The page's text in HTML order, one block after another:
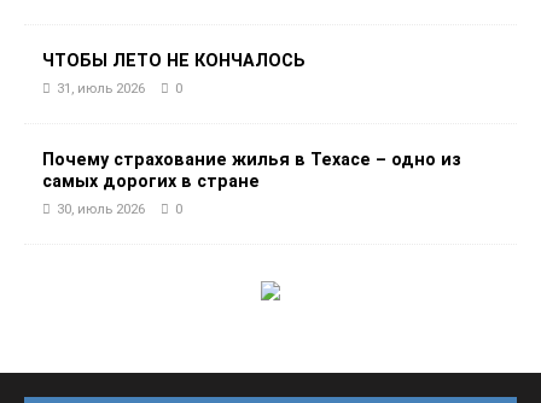
ЧТОБЫ ЛЕТО НЕ КОНЧАЛОСЬ
31, июль 2026 0
Почему страхование жилья в Техасе – одно из
самых дорогих в стране
30, июль 2026 0